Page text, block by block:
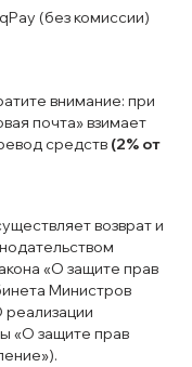
(без комиссии)
внимание: при
почта» взимает
средств (2% от
возврат и
«О защите прав
Министров
«О защите прав